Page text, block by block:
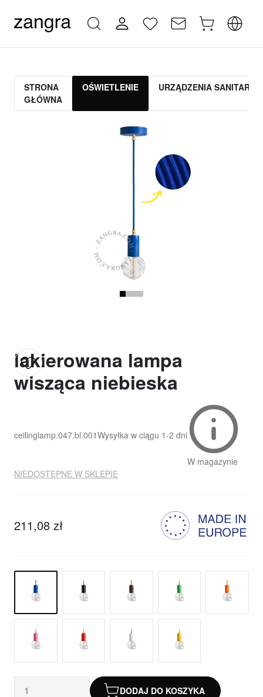
STRONA
GŁÓWNA
OŚWIETLENIE URZĄDZENIA SANITARNE
lakierowana lampa
wisząca niebieska
ceilinglamp.047.bl.001Wysyłka w ciągu 1-2 dni
W magazynie
NIEDOSTĘPNE W SKLEPIE
211,08 zł
DODAJ DO KOSZYKA